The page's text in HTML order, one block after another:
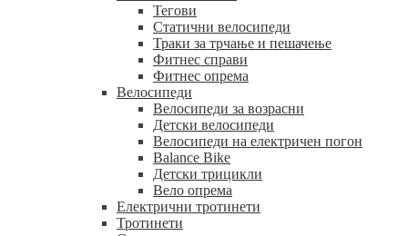
Тегови
Статични велосипеди
Траки за трчање и пешачење
Фитнес справи
Фитнес опрема
Велосипеди
Велосипеди за возрасни
Детски велосипеди
Велосипеди на електричен погон
Balance Bike
Детски трицикли
Вело опрема
Електрични тротинети
Тротинети